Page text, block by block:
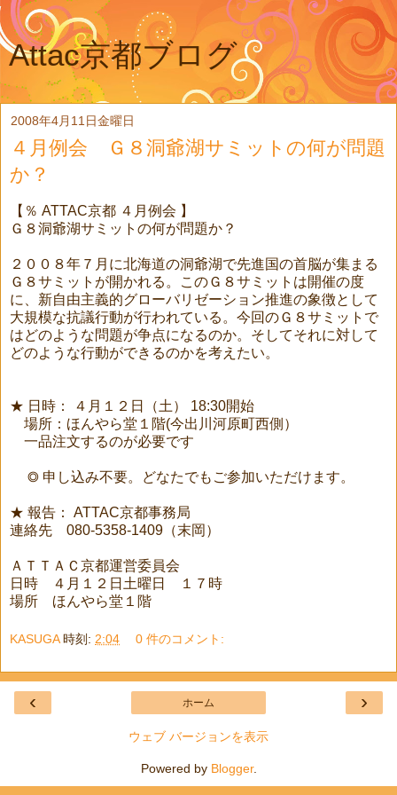
Attac京都ブログ
2008年4月11日金曜日
４月例会 Ｇ８洞爺湖サミットの何が問題
か？
【％ ATTAC京都 ４月例会 】
Ｇ８洞爺湖サミットの何が問題か？
２００８年７月に北海道の洞爺湖で先進国の首脳が集まる
Ｇ８サミットが開かれる。このＧ８サミットは開催の度
に、新自由主義的グローバリゼーション推進の象徴として
大規模な抗議行動が行われている。今回のＧ８サミットで
はどのような問題が争点になるのか。そしてそれに対して
どのような行動ができるのかを考えたい。
★ 日時： ４月１２日（土） 18:30開始
場所：ほんやら堂１階(今出川河原町西側）
一品注文するのが必要です
◎ 申し込み不要。どなたでもご参加いただけます。
★ 報告： ATTAC京都事務局
連絡先 080-5358-1409（末岡）
ＡＴＴＡＣ京都運営委員会
日時 ４月１２日土曜日 １７時
場所 ほんやら堂１階
KASUGA 時刻: 2:04 0 件のコメント:
‹ ›
ホーム
ウェブ バージョンを表示
Powered by Blogger.